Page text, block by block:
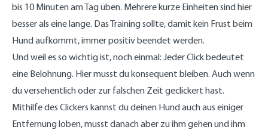
bis 10 Minuten am Tag üben. Mehrere kurze Einheiten sind hier
besser als eine lange. Das Training sollte, damit kein Frust beim
Hund aufkommt, immer positiv beendet werden.
Und weil es so wichtig ist, noch einmal: Jeder Click bedeutet
eine Belohnung. Hier musst du konsequent bleiben. Auch wenn
du versehentlich oder zur falschen Zeit geclickert hast.
Mithilfe des Clickers kannst du deinen Hund auch aus einiger
Entfernung loben, musst danach aber zu ihm gehen und ihm